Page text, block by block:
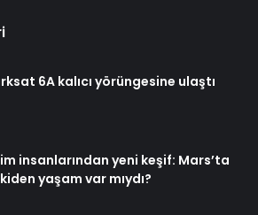
6A kalıcı yörüngesine ulaştı
insanlarından yeni keşif: Mars’ta
yaşam var mıydı?